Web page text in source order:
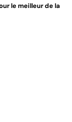
le meilleur de la